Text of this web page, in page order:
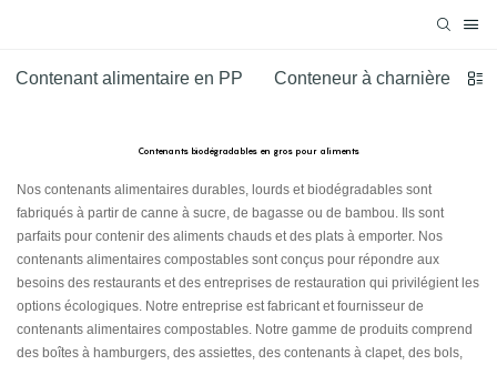
Contenant alimentaire en PP Conteneur à charnière en
Contenants biodégradables en gros pour aliments
Nos contenants alimentaires durables, lourds et biodégradables sont
fabriqués à partir de canne à sucre, de bagasse ou de bambou. Ils sont
parfaits pour contenir des aliments chauds et des plats à emporter. Nos
contenants alimentaires compostables sont conçus pour répondre aux
besoins des restaurants et des entreprises de restauration qui privilégient les
options écologiques. Notre entreprise est fabricant et fournisseur de
contenants alimentaires compostables. Notre gamme de produits comprend
des boîtes à hamburgers, des assiettes, des contenants à clapet, des bols,